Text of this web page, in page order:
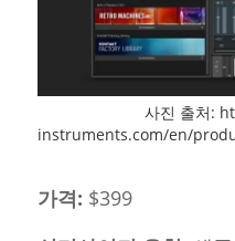
사진 출처:
instruments.com/en/
가격: $399